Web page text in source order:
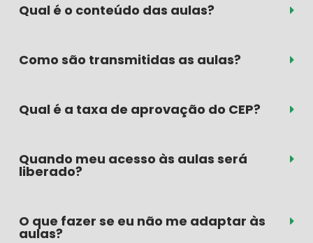
Qual é o conteúdo das aulas?
Como são transmitidas as aulas?
Qual é a taxa de aprovação do CEP?
Quando meu acesso às aulas será
liberado?
O que fazer se eu não me adaptar às
aulas?